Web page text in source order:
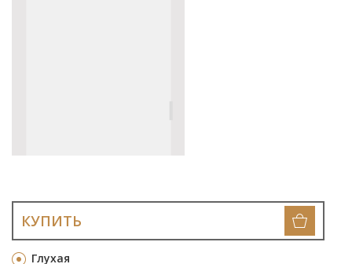
Глухая
КУПИТЬ